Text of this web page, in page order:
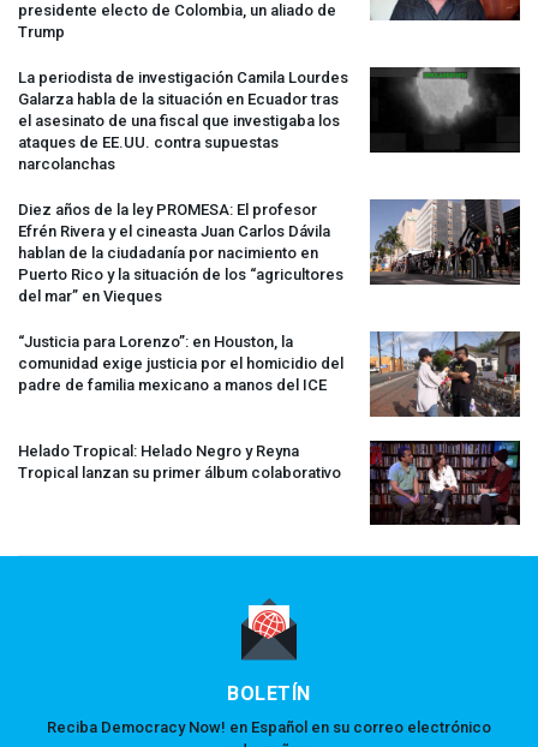
presidente electo de Colombia, un aliado de
Trump
La periodista de investigación Camila Lourdes
Galarza habla de la situación en Ecuador tras
el asesinato de una fiscal que investigaba los
ataques de EE.UU. contra supuestas
narcolanchas
Diez años de la ley PROMESA: El profesor
Efrén Rivera y el cineasta Juan Carlos Dávila
hablan de la ciudadanía por nacimiento en
Puerto Rico y la situación de los “agricultores
del mar” en Vieques
“Justicia para Lorenzo”: en Houston, la
comunidad exige justicia por el homicidio del
padre de familia mexicano a manos del ICE
Helado Tropical: Helado Negro y Reyna
Tropical lanzan su primer álbum colaborativo
BOLETÍN
Reciba Democracy Now! en Español en su correo electrónico